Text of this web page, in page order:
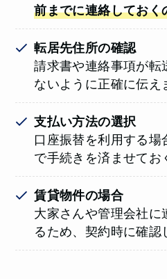
前までに連絡しておく
転居先住所の確認
請求書や連絡事項が転
ないように正確に伝え
支払い方法の選択
口座振替を利用する場
で手続きを済ませてお
賃貸物件の場合
大家さんや管理会社に
るため、契約時に確認